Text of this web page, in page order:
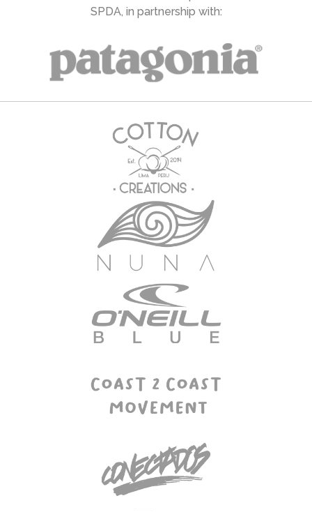
SPDA, in partnership with: